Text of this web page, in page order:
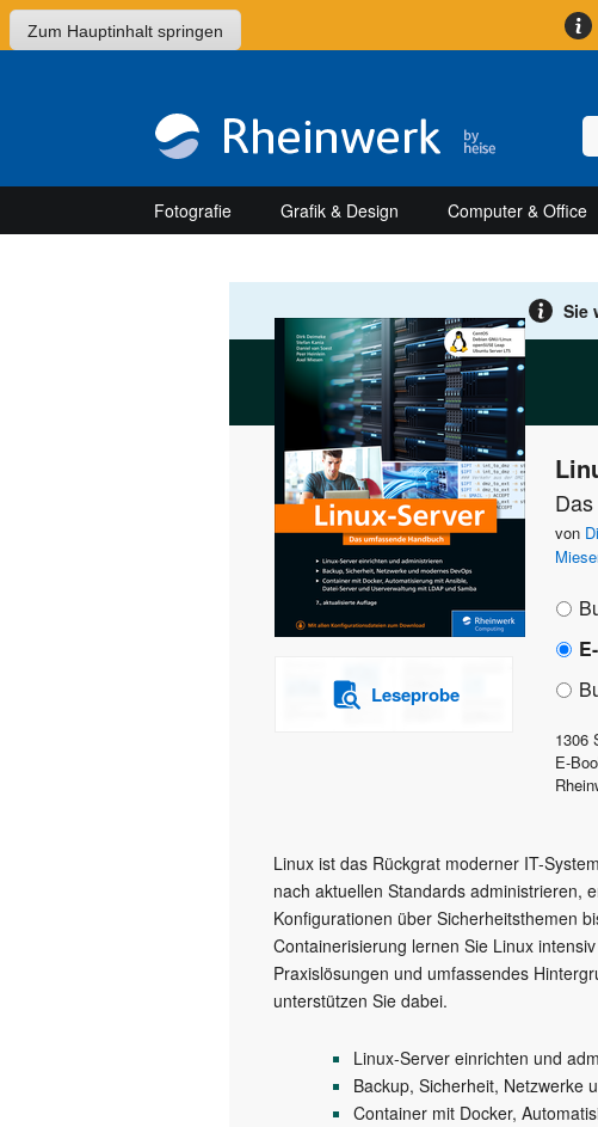
Zum Hauptinhalt springen
Fotografie Grafik & Design Computer & Office
Sie
Leseprobe
von
1306
E-
Linux ist das Rückgrat moderner IT-
nach aktuellen Standards administrieren,
Konfigurationen über Sicherheitsthemen
Containerisierung lernen Sie Linux
Praxislösungen und umfassendes
unterstützen Sie dabei.
Linux-Server einrichten und
Backup, Sicherheit, Netzwerke
Container mit Docker,